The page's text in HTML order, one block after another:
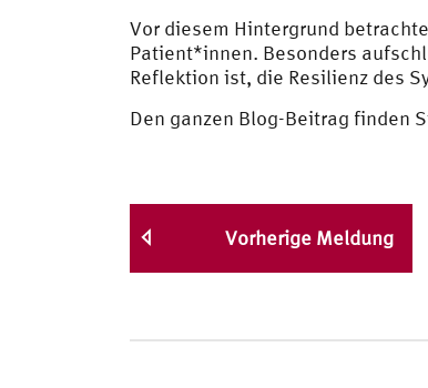
Vor diesem Hintergrund
Patient*innen. Besonders
Reflektion ist, die Resilienz des
Den ganzen Blog-Beitrag finden
Vorherige Meldung